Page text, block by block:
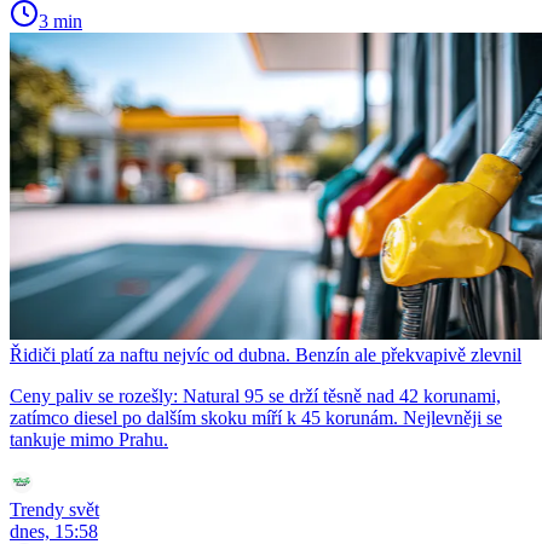
3 min
Řidiči platí za naftu nejvíc od dubna. Benzín ale překvapivě zlevnil
Ceny paliv se rozešly: Natural 95 se drží těsně nad 42 korunami,
zatímco diesel po dalším skoku míří k 45 korunám. Nejlevněji se
tankuje mimo Prahu.
Trendy svět
dnes, 15:58